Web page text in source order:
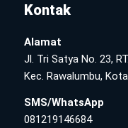
Kontak
Alamat
Jl. Tri Satya No. 23,
Kec. Rawalumbu,
SMS/WhatsApp
081219146684